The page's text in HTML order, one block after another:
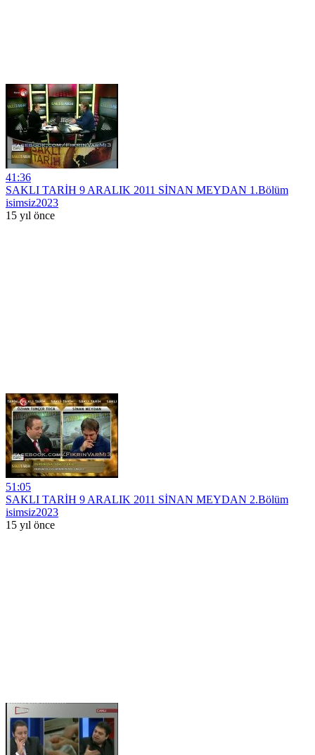
41:36
SAKLI TARİH 9 ARALIK 2011 SİNAN MEYDAN 1.Bölüm
isimsiz2023
15 yıl önce
51:05
SAKLI TARİH 9 ARALIK 2011 SİNAN MEYDAN 2.Bölüm
isimsiz2023
15 yıl önce